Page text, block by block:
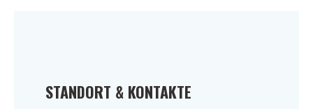
STANDORT & KONTAKTE